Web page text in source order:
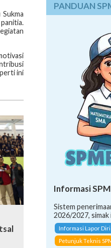
ini
PANDUAN
Informasi
Sistem
2026/2027,
Informasi Lapor
Petunjuk Teknis